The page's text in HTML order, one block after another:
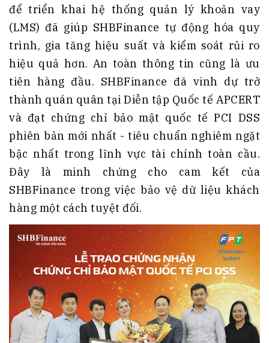
để triển khai hệ thống quản lý khoản vay
(LMS) đã giúp SHBFinance tự động hóa quy
trình, gia tăng hiệu suất và kiểm soát rủi ro
hiệu quả hơn. An toàn thông tin cũng là ưu
tiên hàng đầu. SHBFinance đã vinh dự trở
thành quán quân tại Diễn tập Quốc tế APCERT
và đạt chứng chỉ bảo mật quốc tế PCI DSS
phiên bản mới nhất - tiêu chuẩn nghiêm ngặt
bậc nhất trong lĩnh vực tài chính toàn cầu.
Đây là minh chứng cho cam kết của
SHBFinance trong việc bảo vệ dữ liệu khách
hàng một cách tuyệt đối.